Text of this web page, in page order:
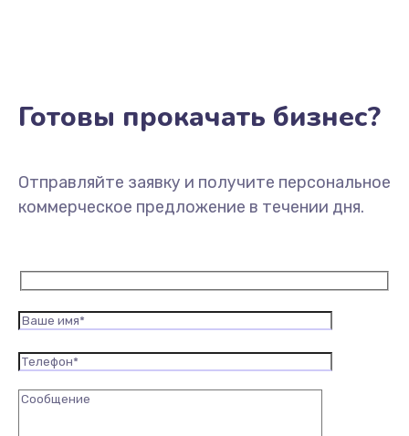
Готовы прокачать бизнес?
Отправляйте заявку и получите персональное
коммерческое предложение в течении дня.